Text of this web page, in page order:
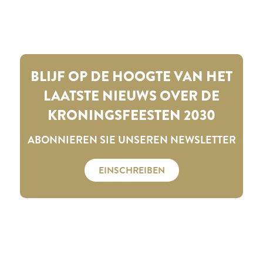
BLIJF OP DE HOOGTE VAN HET
LAATSTE NIEUWS OVER DE
KRONINGSFEESTEN 2030
ABONNIEREN SIE UNSEREN NEWSLETTER
EINSCHREIBEN